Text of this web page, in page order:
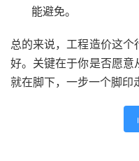
能避免。
总的来说，工程造价这
好。关键在于你是否愿
就在脚下，一步一个脚印